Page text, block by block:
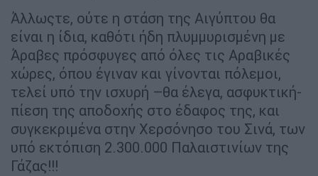
Άλλωςτε, ούτε η στάση της Αιγύπτου θα
είναι η ίδια, καθότι ήδη πλυμμυρισμένη με
Άραβες πρόσφυγες από όλες τις Αραβικές
χώρες, όπου έγιναν και γίνονται πόλεμοι,
τελεί υπό την ισχυρή –θα έλεγα, ασφυκτική-
πίεση της αποδοχής στο έδαφος της, και
συγκεκριμένα στην Χερσόνησο του Σινά, των
υπό εκτόπιση 2.300.000 Παλαιστινίων της
Γάζας!!!